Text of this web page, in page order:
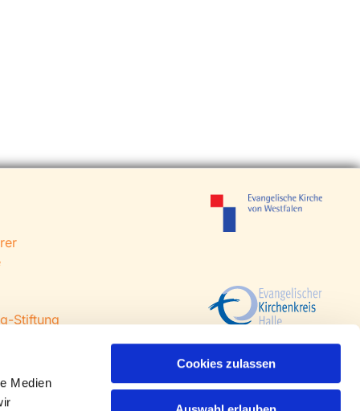
Medien
Cookies zulassen
Stiftung